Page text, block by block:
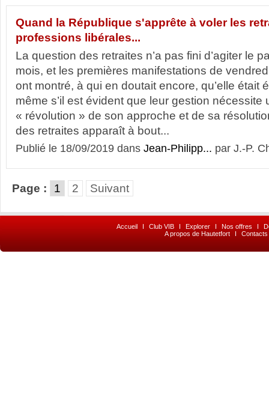
Quand la République s'apprête à voler les
professions libérales...
La question des retraites n’a pas fini d’agiter le
mois, et les premières manifestations de
ont montré, à qui en doutait encore, qu’elle était
même s’il est évident que leur gestion nécessite
« révolution » de son approche et de sa
des retraites apparaît à bout...
Publié le 18/09/2019 dans Jean-Philipp... par J.-P.
Page : 1 2 Suivant
Accueil I Club VIB I Explorer I Nos offres I
A propos de Hautetfort
I Contacts